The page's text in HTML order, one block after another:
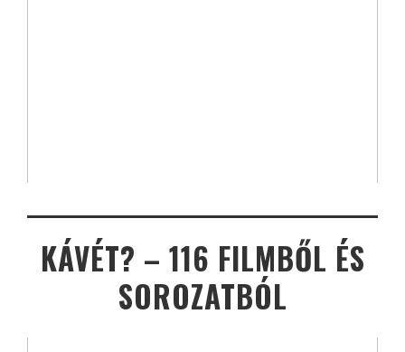
KÁVÉT? – 116 FILMBŐL ÉS
SOROZATBÓL